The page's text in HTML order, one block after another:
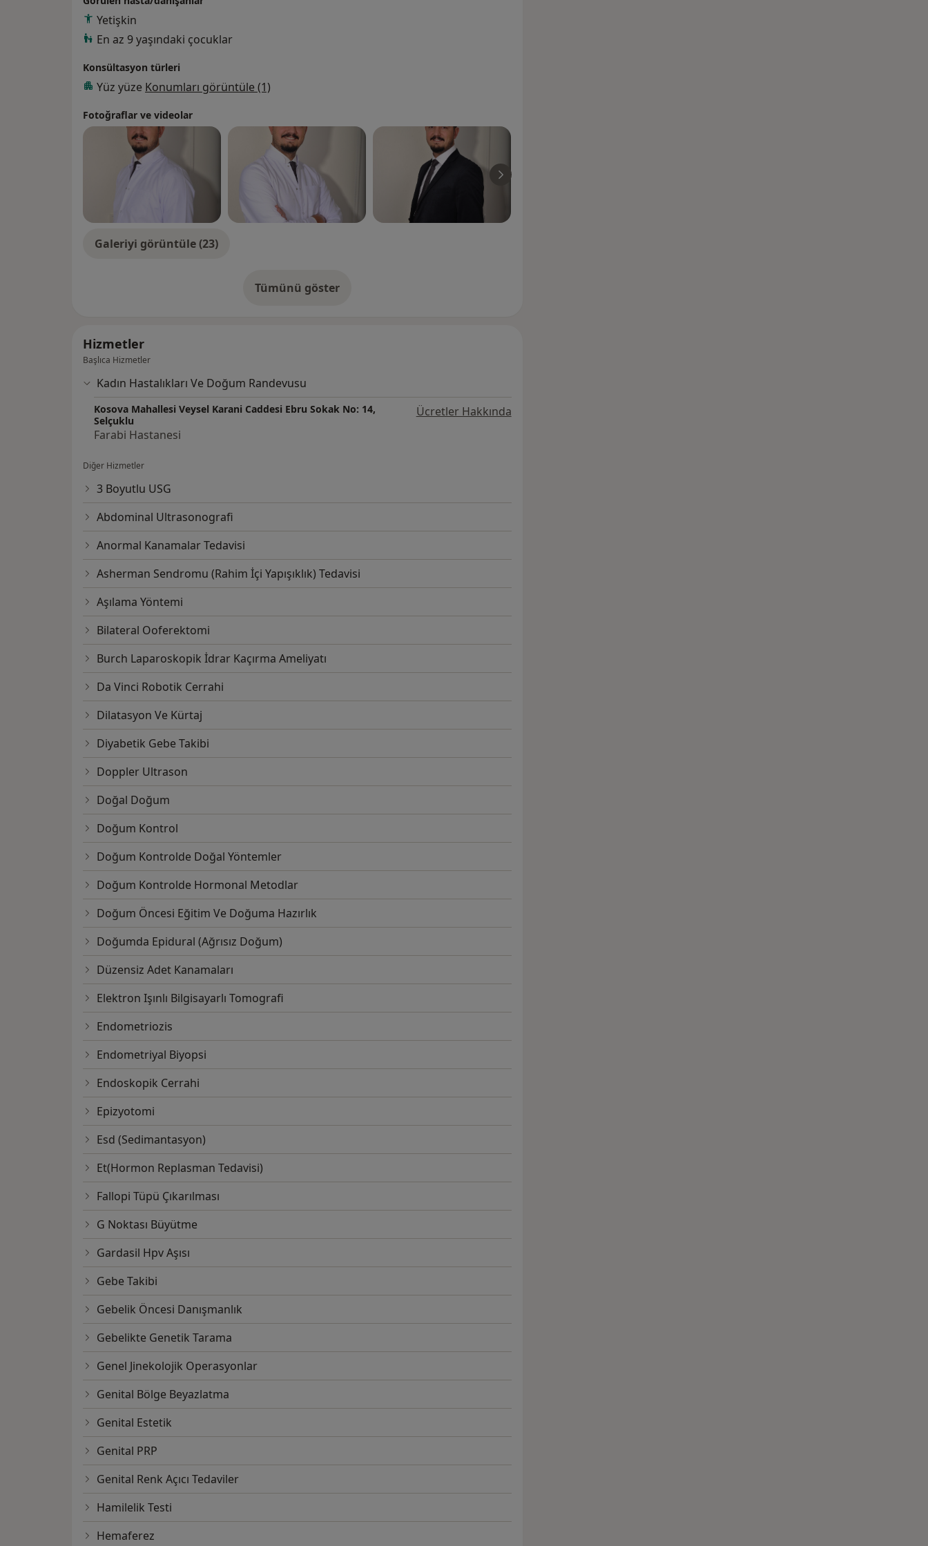
vermektedir.
Yetişkin
En az 9 yaşındaki çocuklar
Konsültasyon türleri
Yüz yüze Konumları görüntüle (1)
Fotoğraflar ve videolar
Galeriyi görüntüle (23)
Tümünü gösterdeneyim hakkında
Hizmetler
Başlıca Hizmetler
Kadın Hastalıkları Ve Doğum Randevusu
Kosova Mahallesi Veysel Karani Caddesi Ebru Sokak No: 14,
Selçuklu
Ücretler Hakkında
Farabi Hastanesi
Diğer Hizmetler
3 Boyutlu USG
Abdominal Ultrasonografi
Anormal Kanamalar Tedavisi
Asherman Sendromu (Rahim İçi Yapışıklık) Tedavisi
Aşılama Yöntemi
Bilateral Ooferektomi
Burch Laparoskopik İdrar Kaçırma Ameliyatı
Da Vinci Robotik Cerrahi
Dilatasyon Ve Kürtaj
Diyabetik Gebe Takibi
Doppler Ultrason
Doğal Doğum
Doğum Kontrol
Doğum Kontrolde Doğal Yöntemler
Doğum Kontrolde Hormonal Metodlar
Doğum Öncesi Eğitim Ve Doğuma Hazırlık
Doğumda Epidural (Ağrısız Doğum)
Düzensiz Adet Kanamaları
Elektron Işınlı Bilgisayarlı Tomografi
Endometriozis
Endometriyal Biyopsi
Endoskopik Cerrahi
Epizyotomi
Esd (Sedimantasyon)
Et(Hormon Replasman Tedavisi)
Fallopi Tüpü Çıkarılması
G Noktası Büyütme
Gardasil Hpv Aşısı
Gebe Takibi
Gebelik Öncesi Danışmanlık
Gebelikte Genetik Tarama
Genel Jinekolojik Operasyonlar
Genital Bölge Beyazlatma
Genital Estetik
Genital PRP
Genital Renk Açıcı Tedaviler
Hamilelik Testi
Hemaferez